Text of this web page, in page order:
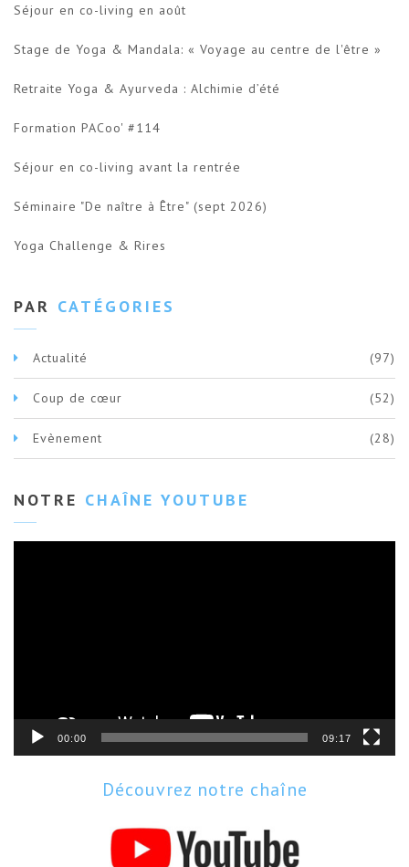
Séjour en co-living en août
Stage de Yoga & Mandala: « Voyage au centre de l'être »
Retraite Yoga & Ayurveda : Alchimie d’été
Formation PACoo' #114
Séjour en co-living avant la rentrée
Séminaire "De naître à Être" (sept 2026)
Yoga Challenge & Rires
PAR CATÉGORIES
Actualité (97)
Coup de cœur (52)
Evènement (28)
NOTRE CHAÎNE YOUTUBE
00:00 09:17
Découvrez notre chaîne